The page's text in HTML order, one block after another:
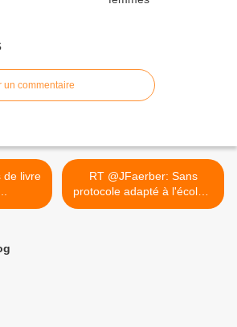
un commentaire
RT @JFaerber: Sans
protocole adapté à l'école...
>